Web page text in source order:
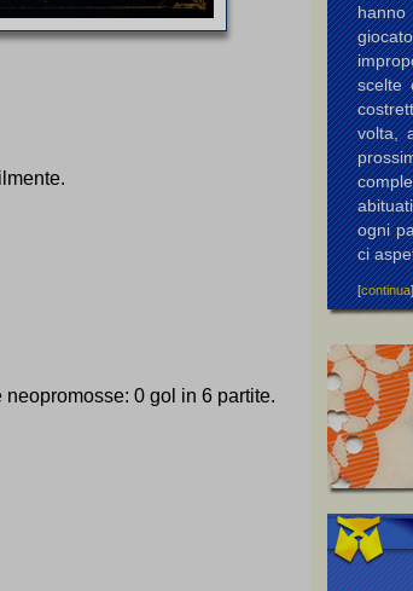
0 gol in 6 partite.
scelte
volta,
ogni
ci
[continua]